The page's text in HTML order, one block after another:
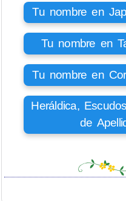
Tu nombre en
Tu nombre en
Tu nombre en
Heráldica,
de